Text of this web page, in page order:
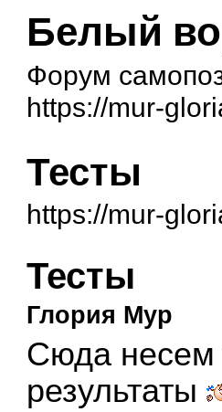
Белый
Форум
https://mur-
Тесты
https://mur-
Тесты
Глория Мур
Сюда несем
результаты